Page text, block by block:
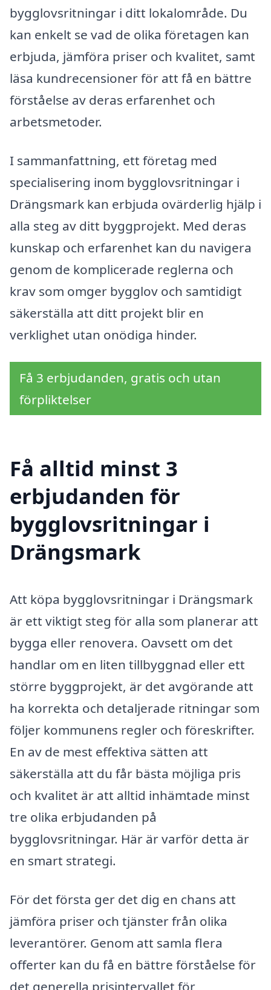
bygglovsritningar i ditt lokalområde. Du
kan enkelt se vad de olika företagen kan
erbjuda, jämföra priser och kvalitet, samt
läsa kundrecensioner för att få en bättre
förståelse av deras erfarenhet och
arbetsmetoder.
I sammanfattning, ett företag med
specialisering inom bygglovsritningar i
Drängsmark kan erbjuda ovärderlig hjälp i
alla steg av ditt byggprojekt. Med deras
kunskap och erfarenhet kan du navigera
genom de komplicerade reglerna och
krav som omger bygglov och samtidigt
säkerställa att ditt projekt blir en
verklighet utan onödiga hinder.
Få 3 erbjudanden, gratis och utan
förpliktelser
Få alltid minst 3
erbjudanden för
bygglovsritningar i
Drängsmark
Att köpa bygglovsritningar i Drängsmark
är ett viktigt steg för alla som planerar att
bygga eller renovera. Oavsett om det
handlar om en liten tillbyggnad eller ett
större byggprojekt, är det avgörande att
ha korrekta och detaljerade ritningar som
följer kommunens regler och föreskrifter.
En av de mest effektiva sätten att
säkerställa att du får bästa möjliga pris
och kvalitet är att alltid inhämtade minst
tre olika erbjudanden på
bygglovsritningar. Här är varför detta är
en smart strategi.
För det första ger det dig en chans att
jämföra priser och tjänster från olika
leverantörer. Genom att samla flera
offerter kan du få en bättre förståelse för
det generella prisintervallet för